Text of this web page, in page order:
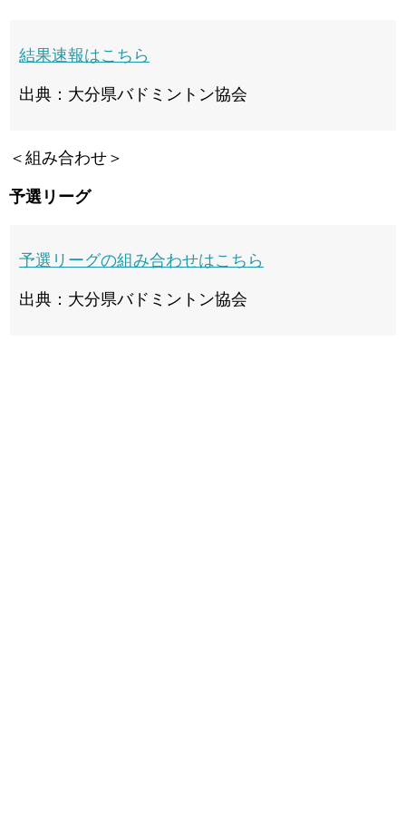
結果速報はこちら
出典：大分県バドミントン協会
＜組み合わせ＞
予選リーグ
予選リーグの組み合わせはこちら
出典：大分県バドミントン協会